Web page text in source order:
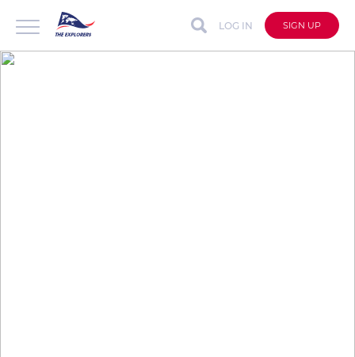
LOG IN SIGN UP